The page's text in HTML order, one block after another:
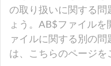
の取り扱いに関する問
ょう。AB$ファイルを
ァイルに関する別の
は、こちらのページを